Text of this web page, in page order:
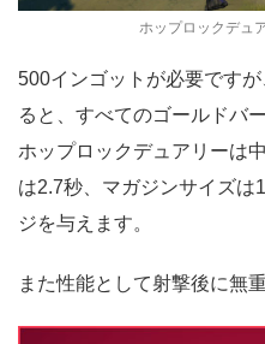
ホップロックデュ
500インゴットが必要です
ると、すべてのゴールドバ
ホップロックデュアリーは
は2.7秒、マガジンサイズは
ジを与えます。
また性能として射撃後に無